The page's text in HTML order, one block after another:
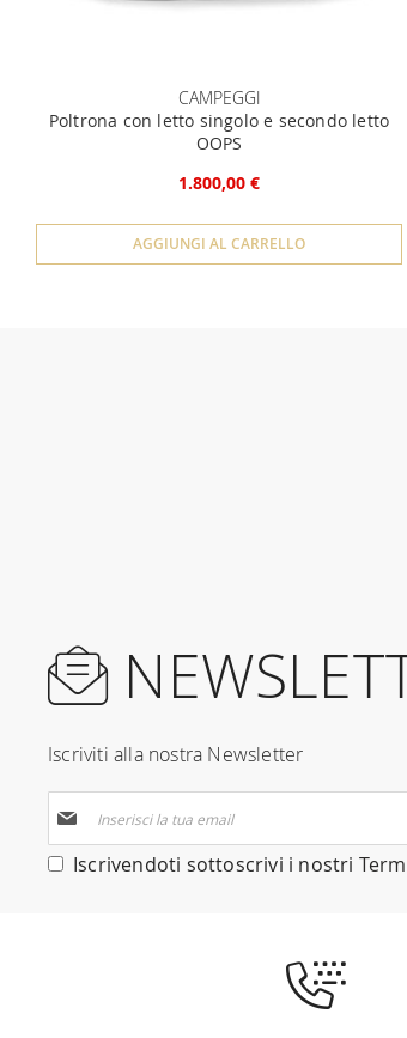
CAMPEGGI
Poltrona con letto singolo e secondo letto
OOPS
1.800,00 €
AGGIUNGI AL CARRELLO
Iscriviti alla nostra Newsletter
alla
nostra
Iscrivendoti sottoscrivi i nostri